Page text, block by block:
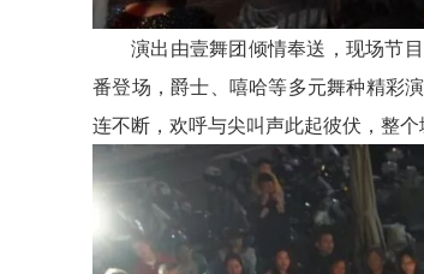
演出由壹舞团倾情奉送，现场节
番登场，爵士、嘻哈等多元舞种精彩
连不断，欢呼与尖叫声此起彼伏，整